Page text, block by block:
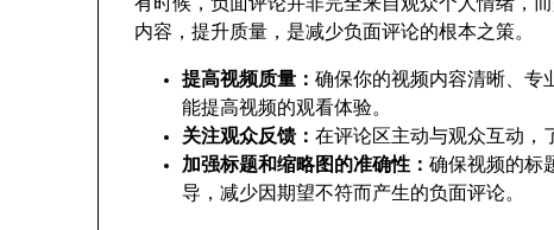
内容，提升质量，是减少负面评论的根本之策。
提高视频质量： 确保你的视频内容清晰、专
能提高视频的观看体验。
关注观众反馈： 在评论区主动与观众互动，
加强标题和缩略图的准确性： 确保视频的标
导，减少因期望不符而产生的负面评论。